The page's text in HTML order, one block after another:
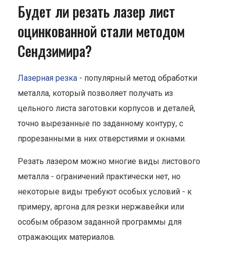
Будет ли резать лазер лист
оцинкованной стали методом
Сендзимира?
Лазерная резка - популярный метод обработки
металла, который позволяет получать из
цельного листа заготовки корпусов и деталей,
точно вырезанные по заданному контуру, с
прорезанными в них отверстиями и окнами.
Резать лазером можно многие виды листового
металла - ограничений практически нет, но
некоторые виды требуют особых условий - к
примеру, аргона для резки нержавейки или
особым образом заданной программы для
отражающих материалов.